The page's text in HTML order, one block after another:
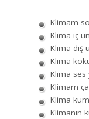
Klimam
Klima iç
Klima dış
Klima
Klima ses
Klimam
Klima
Klimanın